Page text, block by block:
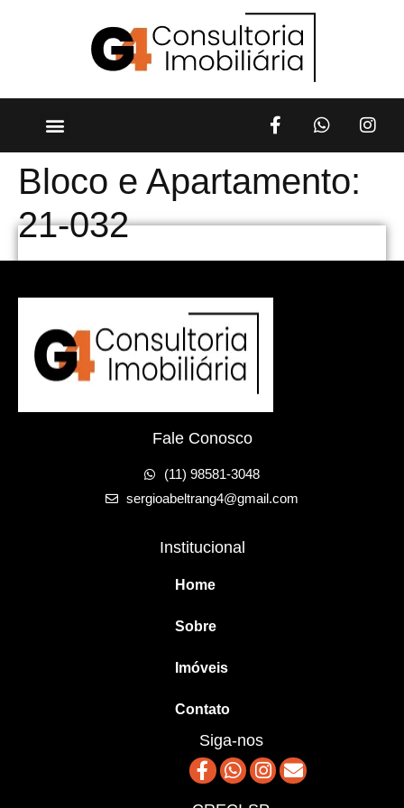
Bloco e Apartamento:
21-032
Fale Conosco
(11) 98581-3048
sergioabeltrang4@gmail.com
Institucional
Home
Sobre
Imóveis
Contato
Siga-nos